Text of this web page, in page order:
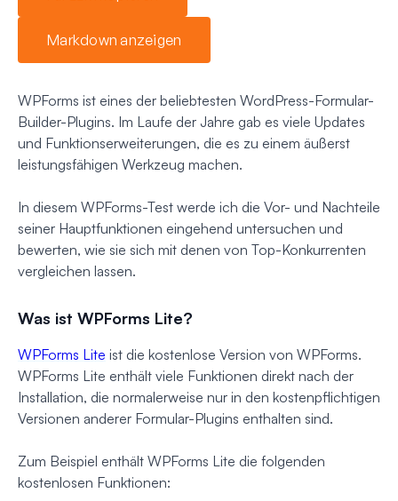
Markdown anzeigen
WPForms ist eines der beliebtesten WordPress-Formular-
Builder-Plugins. Im Laufe der Jahre gab es viele Updates
und Funktionserweiterungen, die es zu einem äußerst
leistungsfähigen Werkzeug machen.
In diesem WPForms-Test werde ich die Vor- und Nachteile
seiner Hauptfunktionen eingehend untersuchen und
bewerten, wie sie sich mit denen von Top-Konkurrenten
vergleichen lassen.
Was ist WPForms Lite?
WPForms Lite ist die kostenlose Version von WPForms.
WPForms Lite enthält viele Funktionen direkt nach der
Installation, die normalerweise nur in den kostenpflichtigen
Versionen anderer Formular-Plugins enthalten sind.
Zum Beispiel enthält WPForms Lite die folgenden
kostenlosen Funktionen: